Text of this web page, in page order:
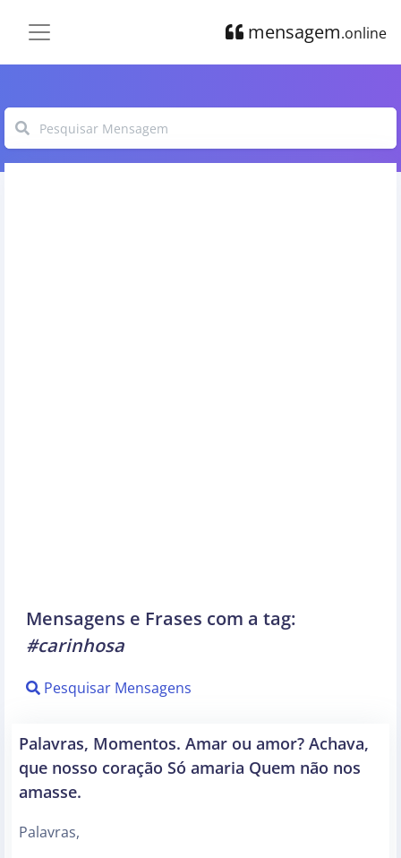
mensagem.online
Mensagens e Frases com a tag:
#carinhosa
Pesquisar Mensagens
Palavras, Momentos. Amar ou amor? Achava,
que nosso coração Só amaria Quem não nos
amasse.
Palavras,